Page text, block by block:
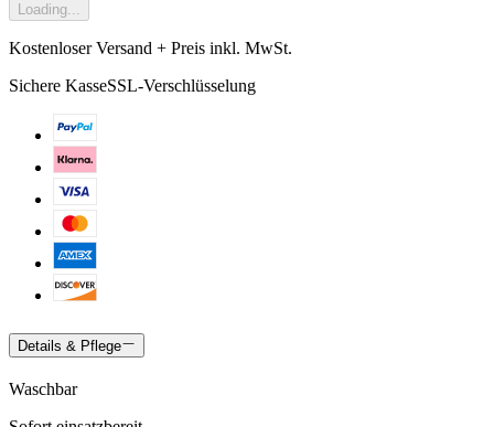
Loading...
Kostenloser Versand + Preis inkl. MwSt.
Sichere KasseSSL-Verschlüsselung
Details & Pflege
Waschbar